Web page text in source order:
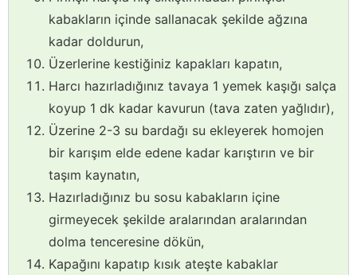
kabakların içinde sallanacak şekilde ağzına
kadar doldurun,
Üzerlerine kestiğiniz kapakları kapatın,
Harcı hazırladığınız tavaya 1 yemek kaşığı salça
koyup 1 dk kadar kavurun (tava zaten yağlıdır),
Üzerine 2-3 su bardağı su ekleyerek homojen
bir karışım elde edene kadar karıştırın ve bir
taşım kaynatın,
Hazırladığınız bu sosu kabakların içine
girmeyecek şekilde aralarından aralarından
dolma tenceresine dökün,
Kapağını kapatıp kısık ateşte kabaklar